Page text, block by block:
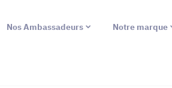
Nos Ambassadeurs Notre marque